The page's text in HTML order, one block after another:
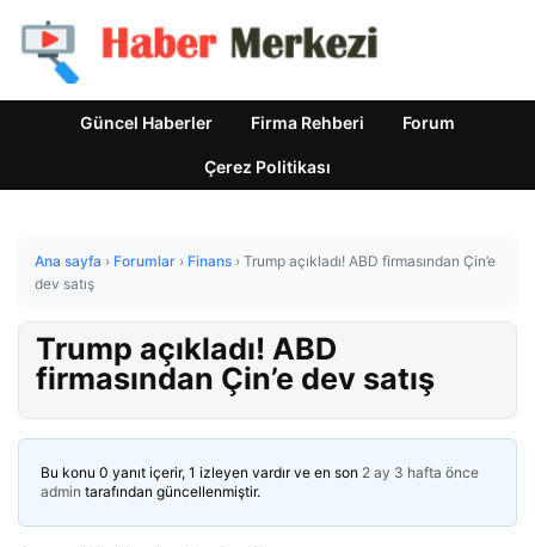
Güncel Haberler Firma Rehberi Forum
Çerez Politikası
Ana sayfa › Forumlar › Finans › Trump açıkladı! ABD firmasından Çin’e
dev satış
Trump açıkladı! ABD
firmasından Çin’e dev satış
Bu konu 0 yanıt içerir, 1 izleyen vardır ve en son 2 ay 3 hafta önce
admin tarafından güncellenmiştir.